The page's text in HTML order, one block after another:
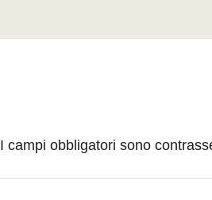
I campi obbligatori sono